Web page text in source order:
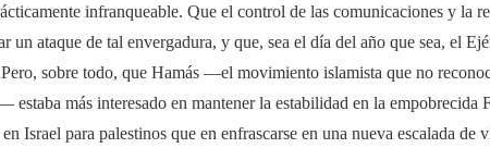
infranqueable. Que el control de las comunicaciones y la
un ataque de tal envergadura, y que, sea el día del año que sea, el
sobre todo, que Hamás ―el movimiento islamista que no
estaba más interesado en mantener la estabilidad en la empobrecida
Israel para palestinos que en enfrascarse en una nueva escalada de